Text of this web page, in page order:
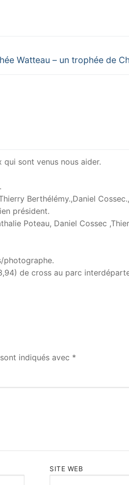
Watteau – un trophée de
sont venus nous aider.
Berthélémy.,Daniel
président.
Poteau, Daniel Cossec
photographe.
de cross au parc
indiqués avec *
SITE WEB